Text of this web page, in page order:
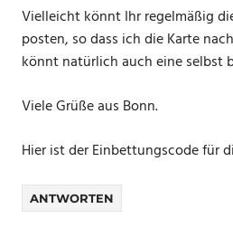
Vielleicht könnt Ihr regelmäßig
posten, so dass ich die Karte
könnt natürlich auch eine selbst
Viele Grüße aus Bonn.
Hier ist der Einbettungscode für
ANTWORTEN